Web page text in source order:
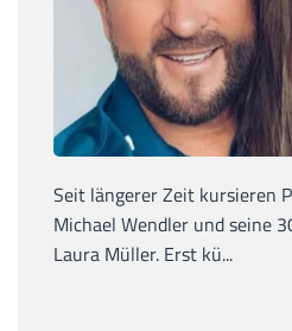
Seit längerer Zeit kursieren
Michael Wendler und seine
Laura Müller. Erst kü...